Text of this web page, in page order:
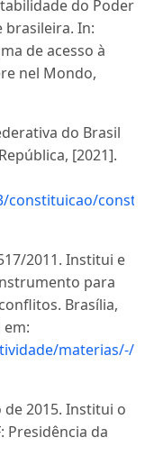
do Poder
brasileira. In:
de acesso à
nel Mondo,
do Brasil
[2021].
constituicao/
2011. Institui e
para
Brasília,
em:
materias/-/
de 2015. Institui o
Presidência da